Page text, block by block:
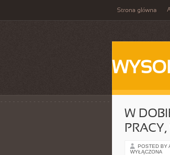
Strona główna
W
POSTED BY
WYŁĄCZONA